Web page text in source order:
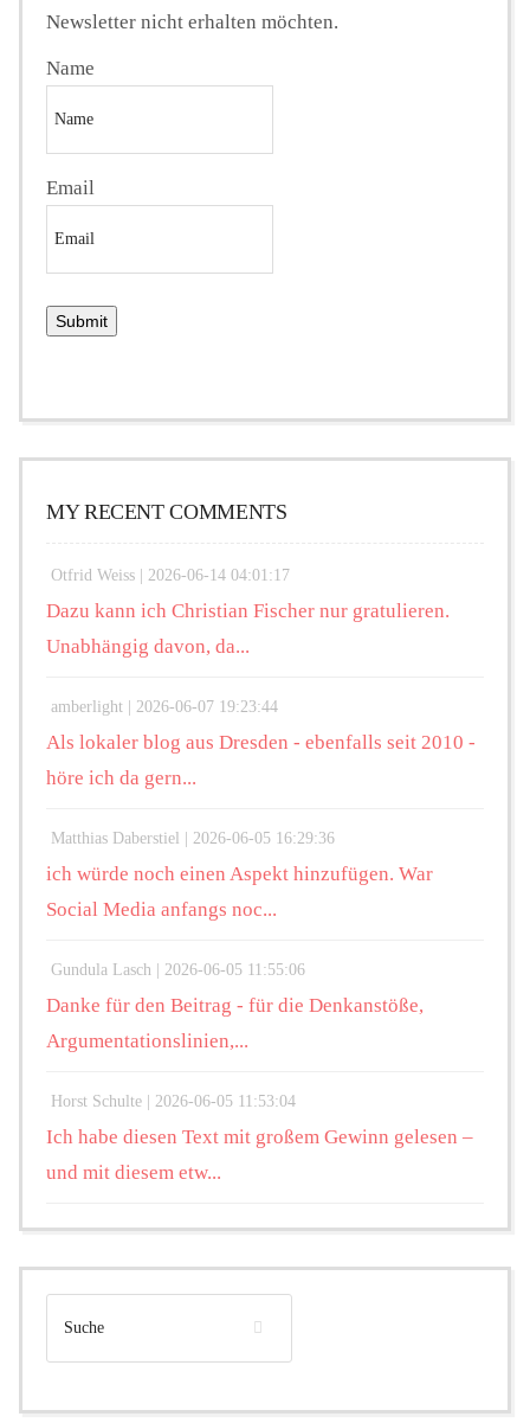
Newsletter nicht erhalten möchten.
Name
Email
MY RECENT COMMENTS
Otfrid Weiss | 2026-06-14 04:01:17
Dazu kann ich Christian Fischer nur gratulieren.
Unabhängig davon, da...
amberlight | 2026-06-07 19:23:44
Als lokaler blog aus Dresden - ebenfalls seit 2010 -
höre ich da gern...
Matthias Daberstiel | 2026-06-05 16:29:36
ich würde noch einen Aspekt hinzufügen. War
Social Media anfangs noc...
Gundula Lasch | 2026-06-05 11:55:06
Danke für den Beitrag - für die Denkanstöße,
Argumentationslinien,...
Horst Schulte | 2026-06-05 11:53:04
Ich habe diesen Text mit großem Gewinn gelesen –
und mit diesem etw...